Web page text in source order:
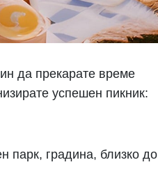
да прекарате време
успешен пикник:
парк, градина, близко до